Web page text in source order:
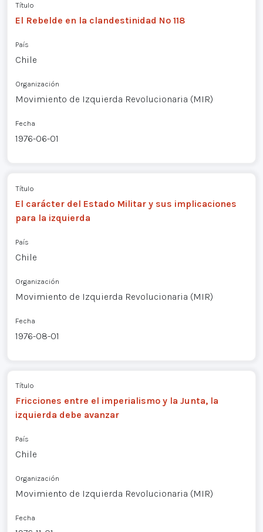
Título
El Rebelde en la clandestinidad Nº 118
País
Chile
Organización
Movimiento de Izquierda Revolucionaria (MIR)
Fecha
1976-06-01
Título
El carácter del Estado Militar y sus implicaciones
para la izquierda
País
Chile
Organización
Movimiento de Izquierda Revolucionaria (MIR)
Fecha
1976-08-01
Título
Fricciones entre el imperialismo y la Junta, la
izquierda debe avanzar
País
Chile
Organización
Movimiento de Izquierda Revolucionaria (MIR)
Fecha